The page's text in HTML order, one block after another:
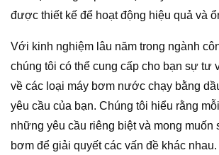
được thiết kế để hoạt động hiệu quả và
Với kinh nghiệm lâu năm trong ngành
chúng tôi có thể cung cấp cho bạn sự tư
về các loại máy bơm nước chạy bằng
yêu cầu của bạn. Chúng tôi hiểu rằng
những yêu cầu riêng biệt và mong muốn
bơm để giải quyết các vấn đề khác